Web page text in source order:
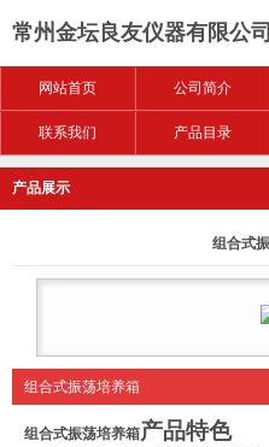
常州金坛良友仪器有限公司
网站首页 公司简介
联系我们 产品目录
产品展示
组合式
组合式振荡培养箱
组合式振荡培养箱产品特色